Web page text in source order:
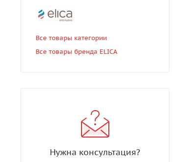
Все товары категории
Все товары бренда ELICA
Нужна консультация?